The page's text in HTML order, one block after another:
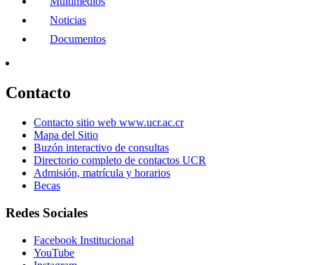
Noticias
Documentos
Contacto
Contacto sitio web www.ucr.ac.cr
Mapa del Sitio
Buzón interactivo de consultas
Directorio completo de contactos UCR
Admisión, matrícula y horarios
Becas
Redes Sociales
Facebook Institucional
YouTube